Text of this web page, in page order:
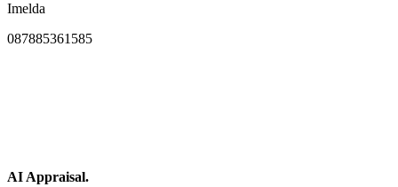
Imelda
087885361585
AI Appraisal.